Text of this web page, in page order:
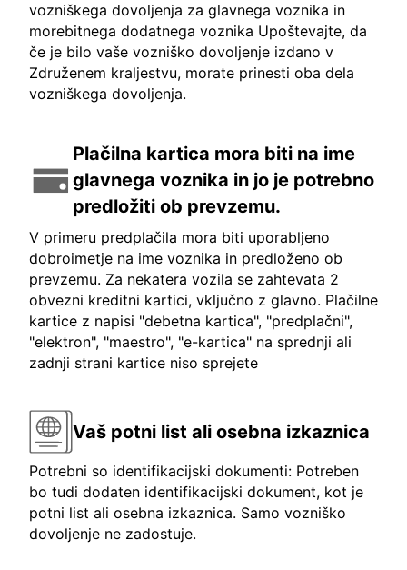
vozniškega dovoljenja za glavnega voznika in
morebitnega dodatnega voznika Upoštevajte, da
če je bilo vaše vozniško dovoljenje izdano v
Združenem kraljestvu, morate prinesti oba dela
vozniškega dovoljenja.
Plačilna kartica mora biti na ime
glavnega voznika in jo je potrebno
predložiti ob prevzemu.
V primeru predplačila mora biti uporabljeno
dobroimetje na ime voznika in predloženo ob
prevzemu. Za nekatera vozila se zahtevata 2
obvezni kreditni kartici, vključno z glavno. Plačilne
kartice z napisi "debetna kartica", "predplačni",
"elektron", "maestro", "e-kartica" na sprednji ali
zadnji strani kartice niso sprejete
Vaš potni list ali osebna izkaznica
Potrebni so identifikacijski dokumenti: Potreben
bo tudi dodaten identifikacijski dokument, kot je
potni list ali osebna izkaznica. Samo vozniško
dovoljenje ne zadostuje.